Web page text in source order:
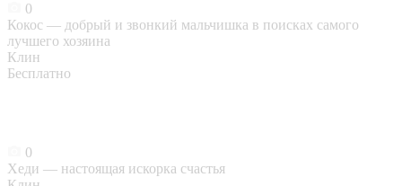
0
Кокос — добрый и звонкий мальчишка в поисках самого
лучшего хозяина
Клин
Бесплатно
0
Хеди — настоящая искорка счастья